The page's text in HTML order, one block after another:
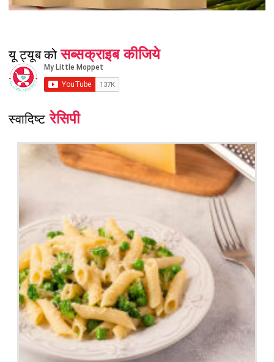
यू ट्यूब कोसब्सक्राइब कीजिये
स्वादिष्टरेसिपी